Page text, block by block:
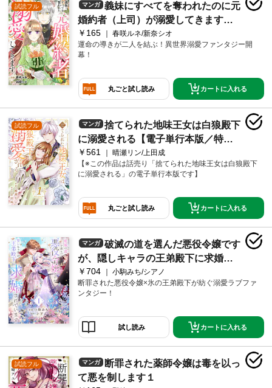
試読フル マンガ
義妹にすべてを奪われたのに元
婚約者（上司）が溺愛してきます。
５
￥165
春咲ルネ/新奈シオ
運命の導きが二人を結ぶ！異世界溺愛ファンタジー開
幕！
丸ごと試し読み カートに入れる
試読フル マンガ
捨てられた地味王女は白狼殿下
に溺愛される【電子単行本版／特典
おまけ付き】１
￥561
晴瀬リン/上田成
【※この作品は話売り「捨てられた地味王女は白狼殿下
に溺愛される」の電子単行本版です】
丸ごと試し読み カートに入れる
マンガ
破滅の道を選んだ悪役令嬢です
が、隠しキャラの王弟殿下に求婚さ
れています【電子単行本版／特典お
まけ付き】１
￥704
小駒みち/シアノ
断罪された悪役令嬢×氷の王弟殿下が紡ぐ溺愛ラブファ
ンタジー！
試し読み カートに入れる
試読フル マンガ
断罪された薬師令嬢は毒を以っ
て悪を制します１